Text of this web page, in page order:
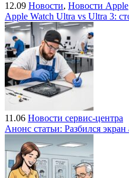
12.09 Новости, Новости Apple
Apple Watch Ultra vs Ultra 3:
11.06 Новости сервис-центра
Анонс статьи: Разбился экран